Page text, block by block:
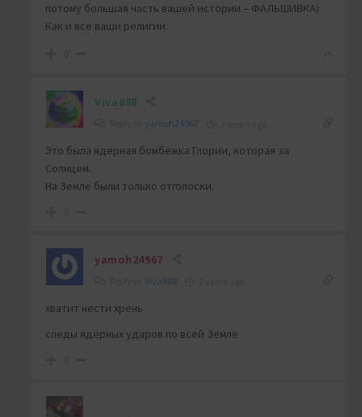
потому большая часть вашей истории – ФАЛЬШИВКА)
Как и все ваши религии.
Viva888
yamoh24967
Это была ядерная бомбёжка Глории, которая за
Солнцем.
На Земле были только отголоски.
yamoh24967
Viva888
хватит нести хрень
следы ядерных ударов по всей Земле